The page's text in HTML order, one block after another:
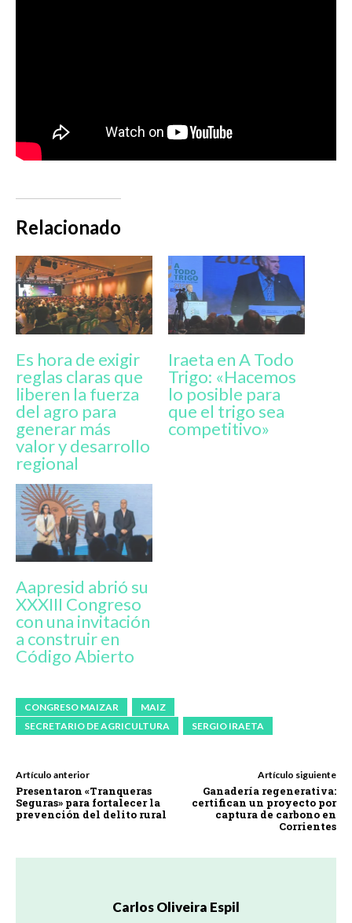
Relacionado
Es hora de exigir
reglas claras que
liberen la fuerza
del agro para
generar más
valor y desarrollo
regional
Iraeta en A Todo
Trigo: «Hacemos
lo posible para
que el trigo sea
competitivo»
Aapresid abrió su
XXXIII Congreso
con una invitación
a construir en
Código Abierto
CONGRESO MAIZAR
MAIZ
SECRETARIO DE AGRICULTURA
SERGIO IRAETA
Artículo anterior
Presentaron «Tranqueras
Seguras» para fortalecer la
prevención del delito rural
Artículo siguiente
Ganadería regenerativa:
certifican un proyecto por
captura de carbono en
Corrientes
Carlos Oliveira Espil